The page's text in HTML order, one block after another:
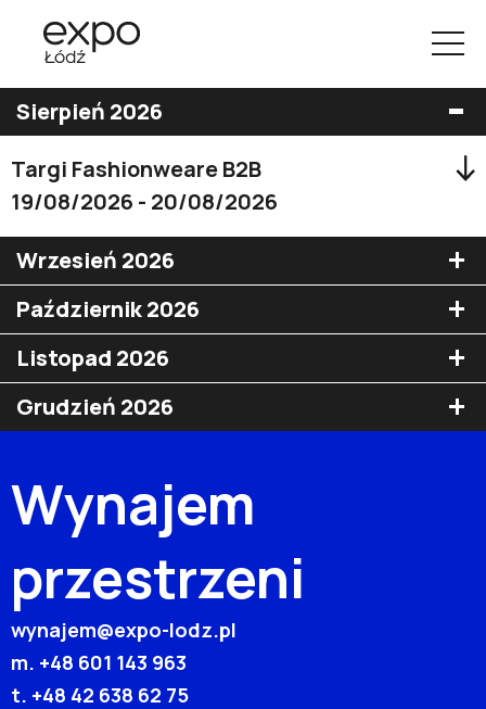
Sierpień 2026 -
Targi Fashionweare B2B
19/08/2026 - 20/08/2026
Wrzesień 2026
+
Październik 2026 +
Listopad 2026 +
Grudzień 2026 +
Wynajem
przestrzeni
wynajem@expo-lodz.pl
m. +48 601 143 963
t. +48 42 638 62 75